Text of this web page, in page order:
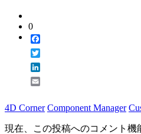
0
4D Corner Component Manager
現在、この投稿へのコメント機